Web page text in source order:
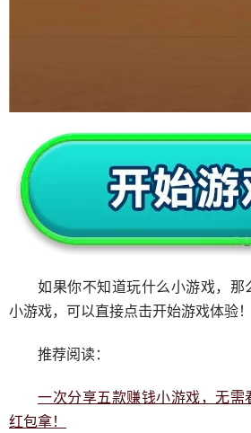
如果你不知道玩什么小游戏，那
小游戏，可以直接点击开始游戏体验！
推荐阅读：
一次分享五款赚钱小游戏，无需
红包拿！